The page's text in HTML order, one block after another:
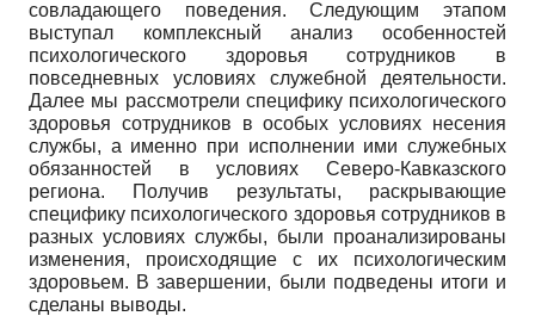
совладающего поведения. Следующим этапом
выступал комплексный анализ особенностей
психологического здоровья сотрудников в
повседневных условиях служебной деятельности.
Далее мы рассмотрели специфику психологического
здоровья сотрудников в особых условиях несения
службы, а именно при исполнении ими служебных
обязанностей в условиях Северо-Кавказского
региона. Получив результаты, раскрывающие
специфику психологического здоровья сотрудников в
разных условиях службы, были проанализированы
изменения, происходящие с их психологическим
здоровьем. В завершении, были подведены итоги и
сделаны выводы.